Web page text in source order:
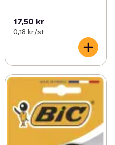
17,50 kr
0,18 kr /st